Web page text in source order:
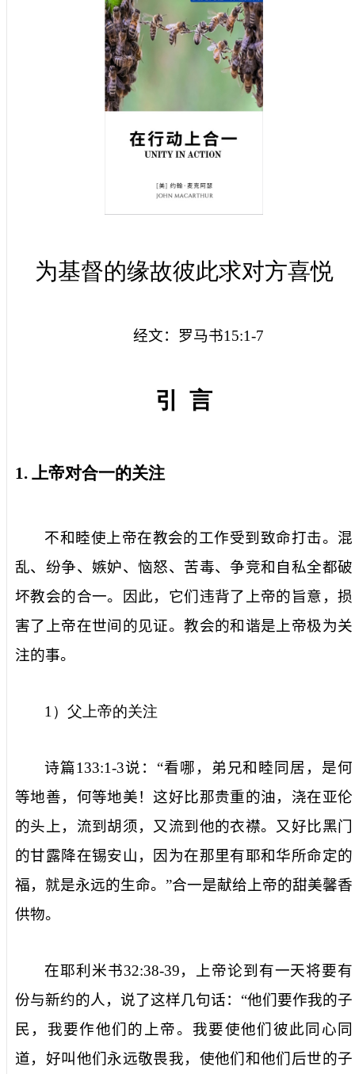
为基督的缘故彼此求对方喜悦
经文：罗马书15:1-7
引 言
1. 上帝对合一的关注
不和睦使上帝在教会的工作受到致命打击。混
乱、纷争、嫉妒、恼怒、苦毒、争竞和自私全都破
坏教会的合一。因此，它们违背了上帝的旨意，损
害了上帝在世间的见证。教会的和谐是上帝极为关
注的事。
1 ）父上帝的关注
诗篇133:1-3说：“看哪，弟兄和睦同居，是何
等地善，何等地美！这好比那贵重的油，浇在亚伦
的头上，流到胡须，又流到他的衣襟。又好比黑门
的甘露降在锡安山，因为在那里有耶和华所命定的
福，就是永远的生命。”合一是献给上帝的甜美馨香
供物。
在耶利米书32:38-39，上帝论到有一天将要有
份与新约的人，说了这样几句话：“他们要作我的子
民，我要作他们的上帝。我要使他们彼此同心同
道，好叫他们永远敬畏我，使他们和他们后世的子